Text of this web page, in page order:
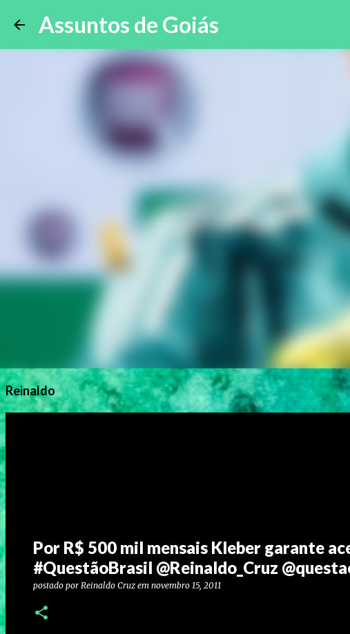
Assuntos de Goiás
Reinaldo
Por R$ 500 mil mensais Kleber garante
#QuestãoBrasil @Reinaldo_Cruz
postado por Reinaldo Cruz em novembro 15, 2011